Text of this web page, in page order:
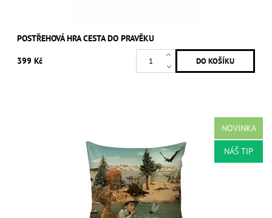
POSTŘEHOVÁ HRA CESTA DO PRAVĚKU
399 Kč
NOVINKA
NÁŠ TIP